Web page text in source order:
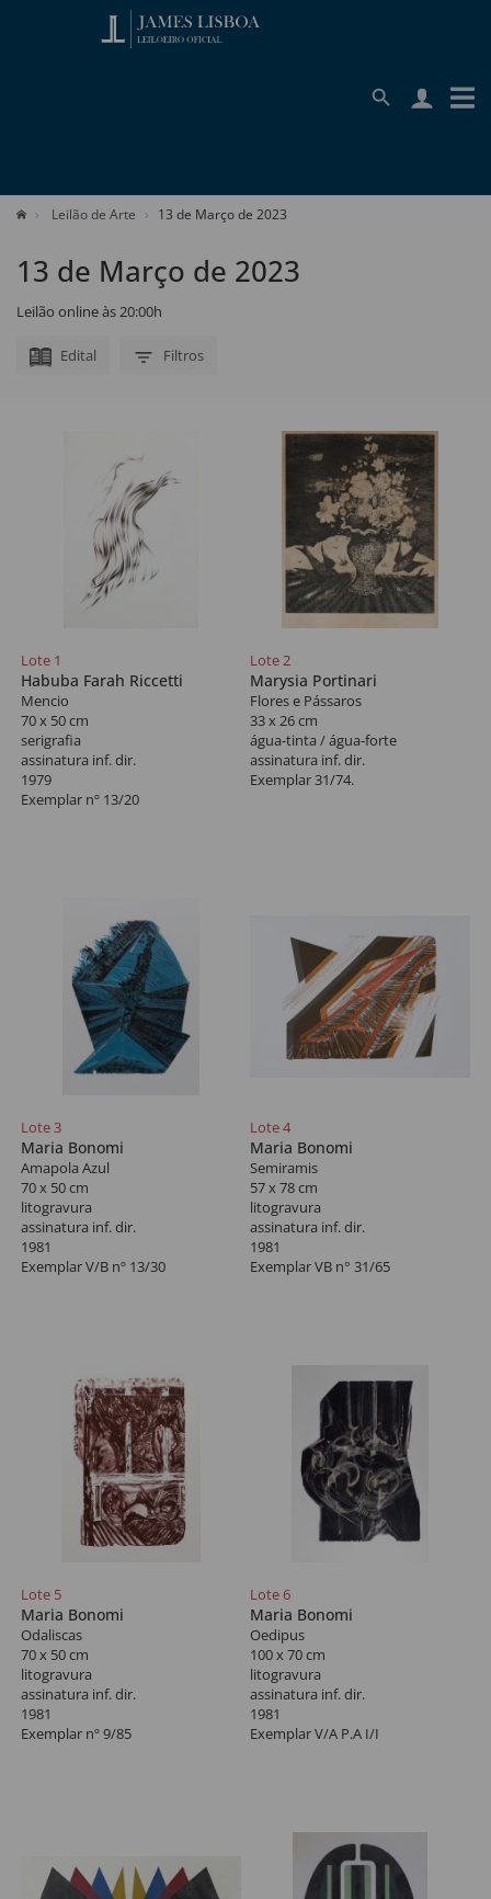
Leilão de Arte 13 de Março de 2023
13 de Março de 2023
Leilão online às 20:00h
Edital Filtros
Lote 1
Habuba Farah Riccetti
Mencio
70 x 50 cm
serigrafia
assinatura inf. dir.
1979
Exemplar nº 13/20
Lote 2
Marysia Portinari
Flores e Pássaros
33 x 26 cm
água-tinta / água-forte
assinatura inf. dir.
Exemplar 31/74.
Lote 3
Maria Bonomi
Amapola Azul
70 x 50 cm
litogravura
assinatura inf. dir.
1981
Exemplar V/B nº 13/30
Lote 4
Maria Bonomi
Semiramis
57 x 78 cm
litogravura
assinatura inf. dir.
1981
Exemplar VB n° 31/65
Lote 5
Maria Bonomi
Odaliscas
70 x 50 cm
litogravura
assinatura inf. dir.
1981
Exemplar nº 9/85
Lote 6
Maria Bonomi
Oedipus
100 x 70 cm
litogravura
assinatura inf. dir.
1981
Exemplar V/A P.A I/I